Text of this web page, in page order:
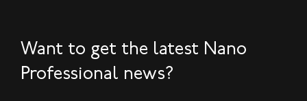
Want to get the latest Nano
Professional news?